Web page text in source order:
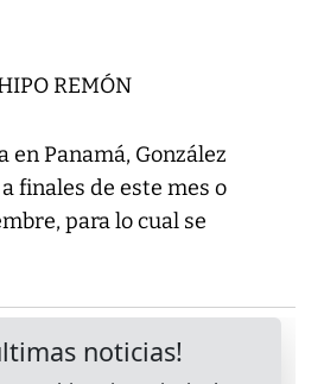
REMÓN
en Panamá, González
finales de este mes o
para lo cual se